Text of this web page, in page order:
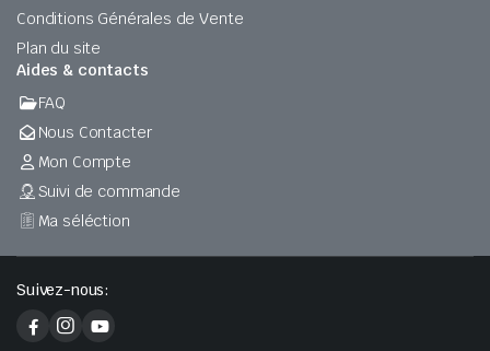
Conditions Générales de Vente
Plan du site
Aides & contacts
FAQ
Nous Contacter
Mon Compte
Suivi de commande
Ma séléction
Suivez-nous: